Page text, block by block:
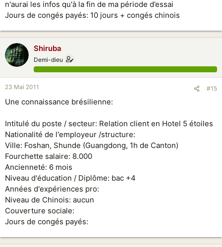
n'aurai les infos qu'à la fin de ma période d’essai
Jours de congés payés: 10 jours + congés chinois
Shiruba
Demi-dieu
23 Mai 2011 #15
Une connaissance brésilienne:
Intitulé du poste / secteur: Relation client en Hotel 5 étoiles
Nationalité de l'employeur /structure:
Ville: Foshan, Shunde (Guangdong, 1h de Canton)
Fourchette salaire: 8.000
Ancienneté: 6 mois
Niveau d'éducation / Diplôme: bac +4
Années d'expériences pro:
Niveau de Chinois: aucun
Couverture sociale:
Jours de congés payés: